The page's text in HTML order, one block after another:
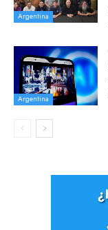
Argentina
Argentina